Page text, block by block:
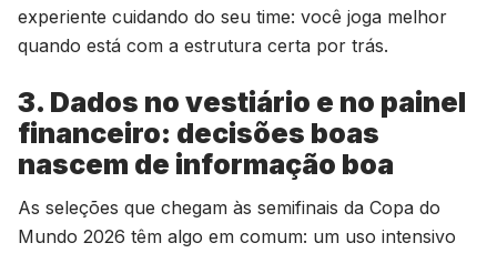
experiente cuidando do seu time: você joga melhor
quando está com a estrutura certa por trás.
3. Dados no vestiário e no painel
financeiro: decisões boas
nascem de informação boa
As seleções que chegam às semifinais da Copa do
Mundo 2026 têm algo em comum: um uso intensivo